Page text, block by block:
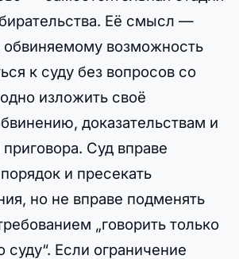
Её смысл —
обвиняемому возможность
к суду без вопросов со
изложить своё
доказательствам и
Суд вправе
и пресекать
но не вправе подменять
„говорить только
суду“. Если ограничение